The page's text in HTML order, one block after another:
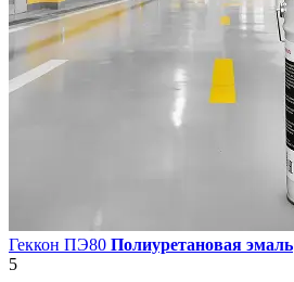
Геккон ПЭ80 Полиуретановая эмаль
5